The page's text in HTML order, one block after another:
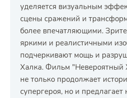
уделяется визуальным
сцены сражений и
более впечатляющими.
яркими и реалистичными
подчеркивают мощь и
Халка. Фильм "Невероятный
не только продолжает
супергероя, но и